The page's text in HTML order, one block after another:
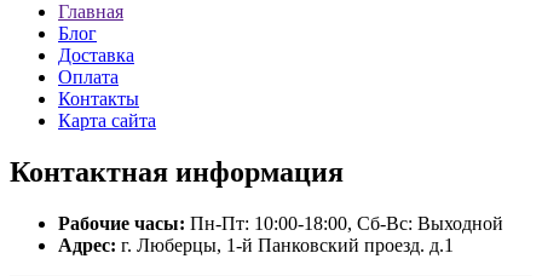
Главная
Блог
Доставка
Оплата
Контакты
Карта сайта
Контактная информация
Рабочие часы: Пн-Пт: 10:00-18:00, Сб-Вс: Выходной
Адрес: г. Люберцы, 1-й Панковский проезд. д.1